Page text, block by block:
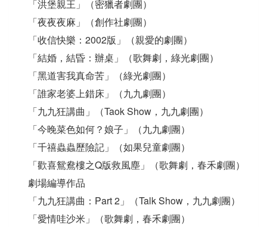
「洪堡親王」（密獵者劇團）
「夜夜夜麻」（創作社劇團）
「收信快樂：2002版」（親愛的劇團）
「結婚，結昏：辦桌」（歌舞劇，綠光劇團）
「黑道害我真命苦」（綠光劇團）
「誰家老婆上錯床」（九九劇團）
「九九狂講曲」（Taok Show，九九劇團）
「今晚菜色如何？娘子」（九九劇團）
「千禧蟲蟲歷險記」（如果兒童劇團）
「歡喜鴛鴦樓之Q版救風塵」（歌舞劇，春禾劇團）
劇場編導作品
「九九狂講曲：Part 2」（Talk Show，九九劇團）
「愛情哇沙米」（歌舞劇，春禾劇團）